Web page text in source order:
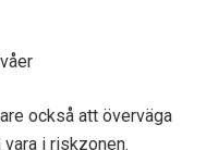
också att överväga
i riskzonen.